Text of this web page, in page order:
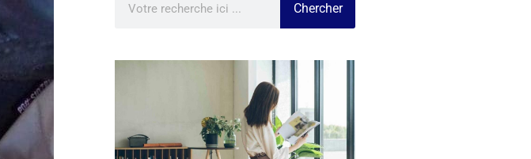
Chercher